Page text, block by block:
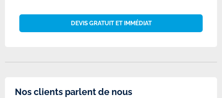
DEVIS GRATUIT ET IMMÉDIAT
Nos clients parlent de nous